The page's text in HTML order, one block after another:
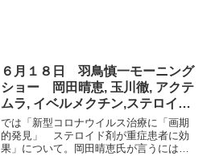
６月１８日 羽鳥慎一モーニング
ショー 岡田晴恵, 玉川徹, アクテ
ムラ, イベルメクチン,ステロイド
その１
では「新型コロナウイルス治療に「画期
的発見」 ステロイド剤が重症患者に効
果」について。岡田晴恵氏が言うには、